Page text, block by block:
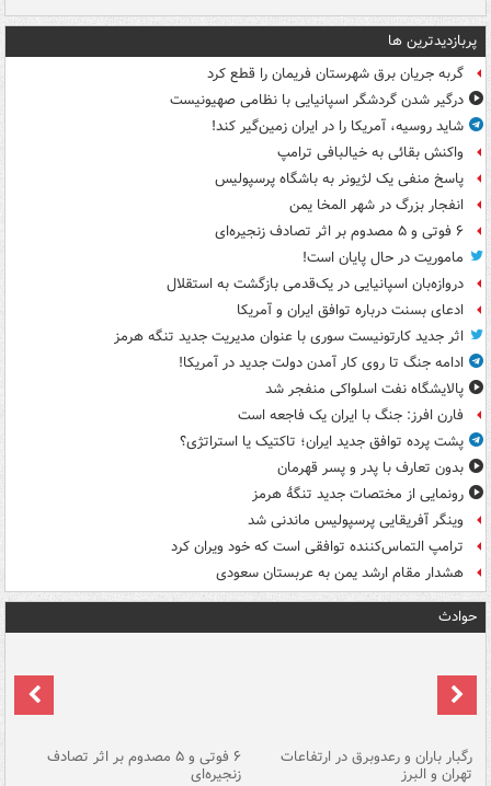
پربازدیدترین ها
گربه جریان برق شهرستان فریمان را قطع کرد
درگیر شدن گردشگر اسپانیایی با نظامی صهیونیست
شاید روسیه، آمریکا را در ایران زمین‌گیر کند!
واکنش بقائی به خیالبافی ترامپ
پاسخ منفی یک لژیونر به باشگاه پرسپولیس
انفجار بزرگ در شهر المخا یمن
۶ فوتی و ۵ مصدوم بر اثر تصادف زنجیره‌ای
ماموریت در حال پایان است!
دروازه‌بان اسپانیایی در یک‌قدمی بازگشت به استقلال
ادعای بسنت درباره توافق ایران و آمریکا
اثر جدید کارتونیست سوری با عنوان مدیریت جدید تنگه هرمز
ادامه جنگ تا روی کار آمدن دولت جدید در آمریکا!
پالایشگاه نفت اسلواکی منفجر شد
فارن افرز: جنگ با ایران یک فاجعه است
پشت پرده توافق جدید ایران؛ تاکتیک یا استراتژی؟
بدون تعارف با پدر و پسر قهرمان
رونمایی از مختصات جدید تنگۀ هرمز
وینگر آفریقایی پرسپولیس ماندنی شد
ترامپ التماس‌کننده توافقی است که خود ویران کرد
هشدار مقام ارشد یمن به عربستان سعودی
حوادث
رگبار باران و رعدوبرق در ارتفاعات
تهران و البرز
۶ فوتی و ۵ مصدوم بر اثر تصادف
زنجیره‌ای